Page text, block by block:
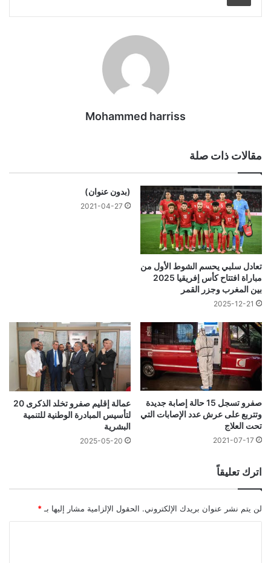
Mohammed harriss
مقالات ذات صلة
تعادل سلبي يحسم الشوط الأول من
مباراة افتتاح كأس إفريقيا 2025
بين المغرب وجزر القمر
2025-12-21
(بدون عنوان)
2021-04-27
صفرو تسجل 15 حالة إصابة جديدة
وتتربع على عرش عدد الإصابات التي
تحت العلاج
2021-07-17
عمالة إقليم صفرو تخلد الذكرى 20
لتأسيس المبادرة الوطنية للتنمية
البشرية
2025-05-20
اترك تعليقاً
لن يتم نشر عنوان بريدك الإلكتروني. الحقول الإلزامية مشار إليها بـ *